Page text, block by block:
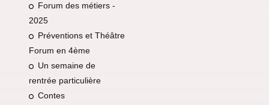
Forum des métiers -
2025
Préventions et Théâtre
Forum en 4ème
Un semaine de
rentrée particulière
Contes